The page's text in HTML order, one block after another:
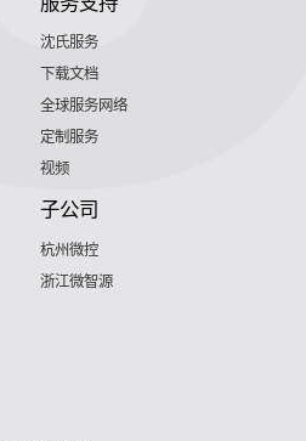
沈氏服务
下载文档
全球服务网络
定制服务
视频
子公司
杭州微控
浙江微智源